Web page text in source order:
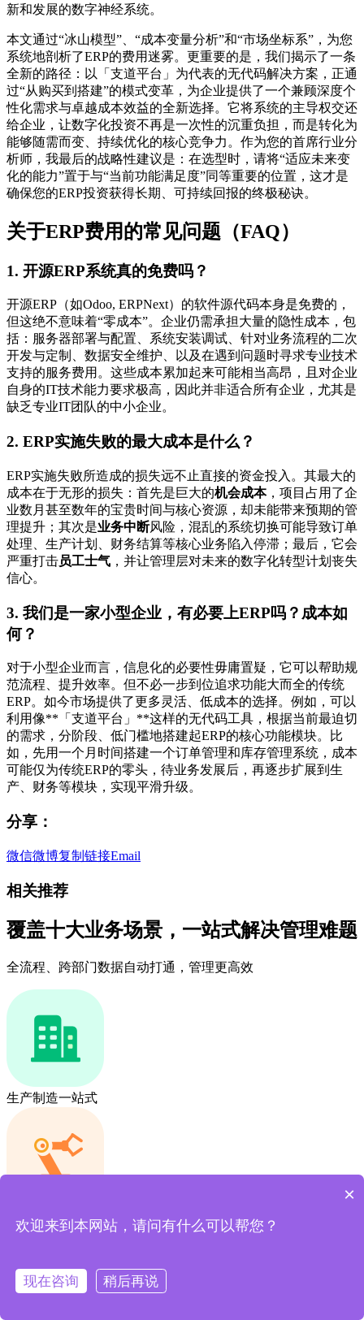
新和发展的数字神经系统。
本文通过“冰山模型”、“成本变量分析”和“市场坐标系”，为您
系统地剖析了ERP的费用迷雾。更重要的是，我们揭示了一条
全新的路径：以「支道平台」为代表的无代码解决方案，正通
过“从购买到搭建”的模式变革，为企业提供了一个兼顾深度个
性化需求与卓越成本效益的全新选择。它将系统的主导权交还
给企业，让数字化投资不再是一次性的沉重负担，而是转化为
能够随需而变、持续优化的核心竞争力。作为您的首席行业分
析师，我最后的战略性建议是：在选型时，请将“适应未来变
化的能力”置于与“当前功能满足度”同等重要的位置，这才是
确保您的ERP投资获得长期、可持续回报的终极秘诀。
关于ERP费用的常见问题（FAQ）
1. 开源ERP系统真的免费吗？
开源ERP（如Odoo, ERPNext）的软件源代码本身是免费的，
但这绝不意味着“零成本”。企业仍需承担大量的隐性成本，包
括：服务器部署与配置、系统安装调试、针对业务流程的二次
开发与定制、数据安全维护、以及在遇到问题时寻求专业技术
支持的服务费用。这些成本累加起来可能相当高昂，且对企业
自身的IT技术能力要求极高，因此并非适合所有企业，尤其是
缺乏专业IT团队的中小企业。
2. ERP实施失败的最大成本是什么？
ERP实施失败所造成的损失远不止直接的资金投入。其最大的
成本在于无形的损失：首先是巨大的机会成本，项目占用了企
业数月甚至数年的宝贵时间与核心资源，却未能带来预期的管
理提升；其次是业务中断风险，混乱的系统切换可能导致订单
处理、生产计划、财务结算等核心业务陷入停滞；最后，它会
严重打击员工士气 ，并让管理层对未来的数字化转型计划丧失
信心。
3. 我们是一家小型企业，有必要上ERP吗？成本如
何？
对于小型企业而言，信息化的必要性毋庸置疑，它可以帮助规
范流程、提升效率。但不必一步到位追求功能大而全的传统
ERP。如今市场提供了更多灵活、低成本的选择。例如，可以
利用像**「支道平台」**这样的无代码工具，根据当前最迫切
的需求，分阶段、低门槛地搭建起ERP的核心功能模块。比
如，先用一个月时间搭建一个订单管理和库存管理系统，成本
可能仅为传统ERP的零头，待业务发展后，再逐步扩展到生
产、财务等模块，实现平滑升级。
分享：
微信微博复制链接Email
相关推荐
覆盖十大业务场景，一站式解决管理难题
全流程、跨部门数据自动打通，管理更高效
生产制造一站式
工程服务一站式
×
欢迎来到本网站，请问有什么可以帮您？
现在咨询 稍后再说